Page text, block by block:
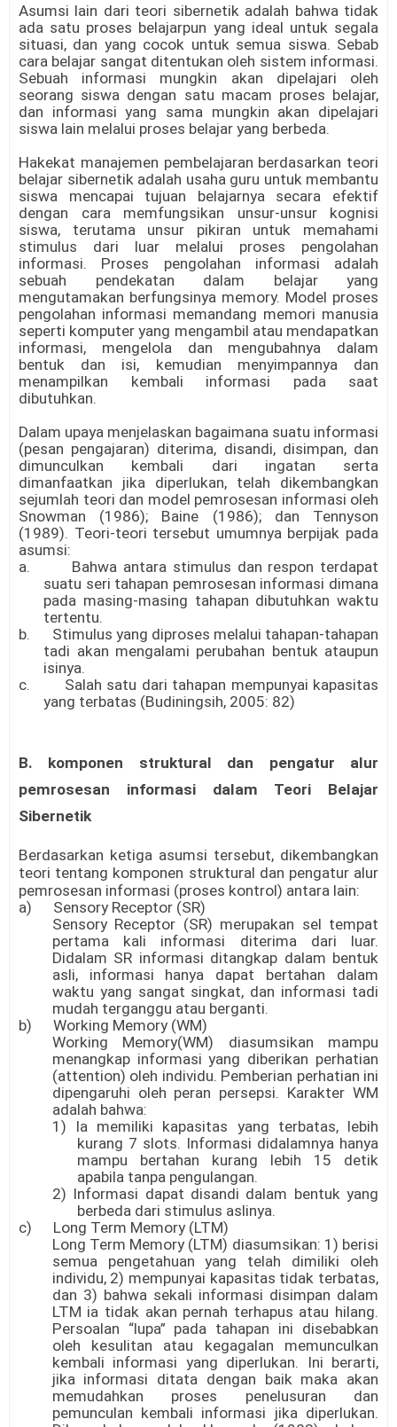
Asumsi lain dari teori sibernetik adalah bahwa tidak
ada satu proses belajarpun yang ideal untuk segala
situasi, dan yang cocok untuk semua siswa. Sebab
cara belajar sangat ditentukan oleh sistem informasi.
Sebuah informasi mungkin akan dipelajari oleh
seorang siswa dengan satu macam proses belajar,
dan informasi yang sama mungkin akan dipelajari
siswa lain melalui proses belajar yang berbeda.
Hakekat manajemen pembelajaran berdasarkan teori
belajar sibernetik adalah usaha guru untuk membantu
siswa mencapai tujuan belajarnya secara efektif
dengan cara memfungsikan unsur-unsur kognisi
siswa, terutama unsur pikiran untuk memahami
stimulus dari luar melalui proses pengolahan
informasi. Proses pengolahan informasi adalah
sebuah pendekatan dalam belajar yang
mengutamakan berfungsinya memory. Model proses
pengolahan informasi memandang memori manusia
seperti komputer yang mengambil atau mendapatkan
informasi, mengelola dan mengubahnya dalam
bentuk dan isi, kemudian menyimpannya dan
menampilkan kembali informasi pada saat
dibutuhkan.
Dalam upaya menjelaskan bagaimana suatu informasi
(pesan pengajaran) diterima, disandi, disimpan, dan
dimunculkan kembali dari ingatan serta
dimanfaatkan jika diperlukan, telah dikembangkan
sejumlah teori dan model pemrosesan informasi oleh
Snowman (1986); Baine (1986); dan Tennyson
(1989). Teori-teori tersebut umumnya berpijak pada
asumsi:
a. Bahwa antara stimulus dan respon terdapat
suatu seri tahapan pemrosesan informasi dimana
pada masing-masing tahapan dibutuhkan waktu
tertentu.
b. Stimulus yang diproses melalui tahapan-tahapan
tadi akan mengalami perubahan bentuk ataupun
isinya.
c. Salah satu dari tahapan mempunyai kapasitas
yang terbatas (Budiningsih, 2005: 82)
B. komponen struktural dan pengatur alur
pemrosesan informasi dalam Teori Belajar
Sibernetik
Berdasarkan ketiga asumsi tersebut, dikembangkan
teori tentang komponen struktural dan pengatur alur
pemrosesan informasi (proses kontrol) antara lain:
a) Sensory Receptor (SR)
Sensory Receptor (SR) merupakan sel tempat
pertama kali informasi diterima dari luar.
Didalam SR informasi ditangkap dalam bentuk
asli, informasi hanya dapat bertahan dalam
waktu yang sangat singkat, dan informasi tadi
mudah terganggu atau berganti.
b) Working Memory (WM)
Working Memory(WM) diasumsikan mampu
menangkap informasi yang diberikan perhatian
(attention) oleh individu. Pemberian perhatian ini
dipengaruhi oleh peran persepsi. Karakter WM
adalah bahwa:
1) Ia memiliki kapasitas yang terbatas, lebih
kurang 7 slots. Informasi didalamnya hanya
mampu bertahan kurang lebih 15 detik
apabila tanpa pengulangan.
2) Informasi dapat disandi dalam bentuk yang
berbeda dari stimulus aslinya.
c) Long Term Memory (LTM)
Long Term Memory (LTM) diasumsikan: 1) berisi
semua pengetahuan yang telah dimiliki oleh
individu, 2) mempunyai kapasitas tidak terbatas,
dan 3) bahwa sekali informasi disimpan dalam
LTM ia tidak akan pernah terhapus atau hilang.
Persoalan “lupa” pada tahapan ini disebabkan
oleh kesulitan atau kegagalan memunculkan
kembali informasi yang diperlukan. Ini berarti,
jika informasi ditata dengan baik maka akan
memudahkan proses penelusuran dan
pemunculan kembali informasi jika diperlukan.